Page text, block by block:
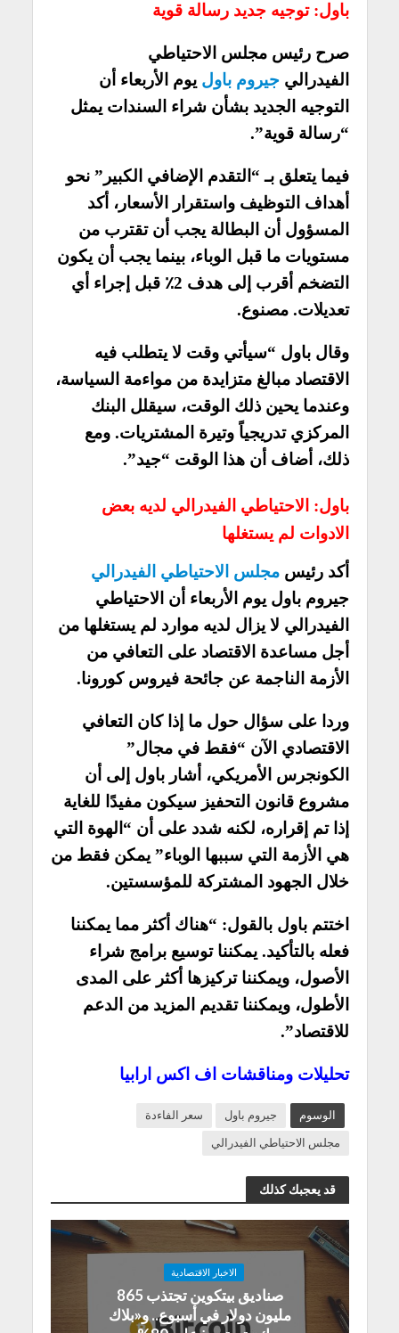
باول: توجيه جديد رسالة قوية
صرح رئيس مجلس الاحتياطي
الفيدرالي جيروم باول يوم الأربعاء أن
التوجيه الجديد بشأن شراء السندات يمثل
“رسالة قوية”.
فيما يتعلق بـ “التقدم الإضافي الكبير” نحو
أهداف التوظيف واستقرار الأسعار، أكد
المسؤول أن البطالة يجب أن تقترب من
مستويات ما قبل الوباء، بينما يجب أن يكون
التضخم أقرب إلى هدف 2٪ قبل إجراء أي
تعديلات. مصنوع.
وقال باول “سيأتي وقت لا يتطلب فيه
الاقتصاد مبالغ متزايدة من مواءمة السياسة،
وعندما يحين ذلك الوقت، سيقلل البنك
المركزي تدريجياً وتيرة المشتريات. ومع
ذلك، أضاف أن هذا الوقت “جيد”.
باول: الاحتياطي الفيدرالي لديه بعض
الادوات لم يستغلها
أكد رئيسمجلس الاحتياطي الفيدرالي
جيروم باول يوم الأربعاء أن الاحتياطي
الفيدرالي لا يزال لديه موارد لم يستغلها من
أجل مساعدة الاقتصاد على التعافي من
الأزمة الناجمة عن جائحة فيروس كورونا.
وردا على سؤال حول ما إذا كان التعافي
الاقتصادي الآن “فقط في مجال”
الكونجرس الأمريكي، أشار باول إلى أن
مشروع قانون التحفيز سيكون مفيدًا للغاية
إذا تم إقراره، لكنه شدد على أن “الهوة التي
هي الأزمة التي سببها الوباء” يمكن فقط من
خلال الجهود المشتركة للمؤسستين.
اختتم باول بالقول: “هناك أكثر مما يمكننا
فعله بالتأكيد. يمكننا توسيع برامج شراء
الأصول، ويمكننا تركيزها أكثر على المدى
الأطول، ويمكننا تقديم المزيد من الدعم
للاقتصاد”.
تحليلات ومناقشات اف اكس ارابيا
الوسوم جيروم باول
سعر الفاءدة
مجلس الاحتياطي الفيدرالي
قد يعجبك كذلك
الاخبار الاقتصادية
صناديق بيتكوين تجتذب 865
مليون دولار في أسبوع.. و«بلاك